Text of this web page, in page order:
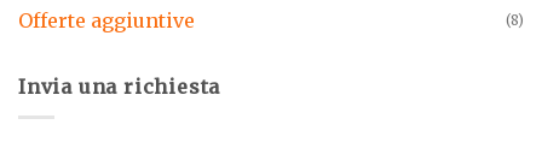
Offerte aggiuntive (8)
Invia una richiesta